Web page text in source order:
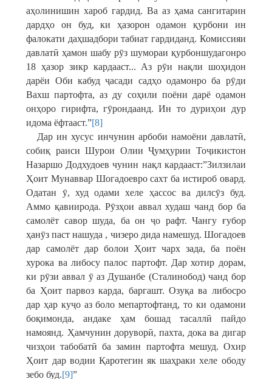
аҳолинишин хароб гардид. Ва аз ҳама сангитарин
дардҳо он буд, ки ҳазорон одамон қурбони ин
фалокати даҳшадбори табиат гардиданд. Комиссияи
давлатӣ ҳамон шабу рӯз шумораи қурбоншудагонро
18 ҳазор зикр кардааст... Аз рӯи нақли шоҳидон
дарёи Оби кабуд ҷасади садҳо одамонро ба рӯди
Вахш партофта, аз ду соҳили поёни дарё одамон
онҳоро гирифта, гӯрондаанд. Ин то дуриҳои дур
идома ёфтааст.”[8]
Дар ин хусус инчунин арбоби намоёни давлатӣ,
собиқ раиси Шурои Олии Ҷумҳурии Тоҷикистон
Назаршо Додхудоев чунин нақл кардааст:”Зилзилаи
Ҳоит Мунаввар Шогадоевро сахт ба истироб овард.
Одатан ӯ, худ одами хеле ҳассос ва дилсӯз буд.
Аммо қавиирода. Рӯзҳои аввал худаш чанд бор ба
самолёт савор шуда, ба он ҷо рафт. Чангу ғубор
ҳанӯз паст нашуда , чизеро дида намешуд. Шогадоев
дар самолёт дар болои Ҳоит чарх зада, ба поён
хурока ва либосу палос партофт. Дар хотир дорам,
ки рӯзи аввал ӯ аз Душанбе (Сталинобод) чанд бор
ба Ҳоит парвоз карда, баргашт. Озуқа ва либосро
дар ҳар куҷо аз боло мепартофтанд, то ки одамони
боқимонда, андаке ҳам бошад тасаллӣ пайдо
намоянд. Ҳамчунин доруворӣ, пахта, дока ва дигар
чизҳои табобатӣ ба замин партофта мешуд. Охир
Ҳоит дар водии Қаротегин як шаҳраки хеле ободу
зебо буд.[9]”